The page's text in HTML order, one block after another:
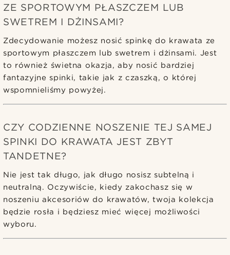
ZE SPORTOWYM PŁASZCZEM LUB
SWETREM I DŻINSAMI?
Zdecydowanie możesz nosić spinkę do krawata ze
sportowym płaszczem lub swetrem i dżinsami. Jest
to również świetna okazja, aby nosić bardziej
fantazyjne spinki, takie jak z czaszką, o której
wspomnieliśmy powyżej.
CZY CODZIENNE NOSZENIE TEJ SAMEJ
SPINKI DO KRAWATA JEST ZBYT
TANDETNE?
Nie jest tak długo, jak długo nosisz subtelną i
neutralną. Oczywiście, kiedy zakochasz się w
noszeniu akcesoriów do krawatów, twoja kolekcja
będzie rosła i będziesz mieć więcej możliwości
wyboru.